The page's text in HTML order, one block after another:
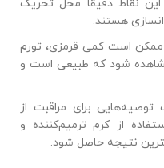
نقاط دقیقاً محل تحریک
هستند.
ممکن است کمی قرمزی، تورم
شود که طبیعی است و
توصیه‌هایی برای مراقبت از
از کرم ترمیم‌کننده و
نتیجه حاصل شود.